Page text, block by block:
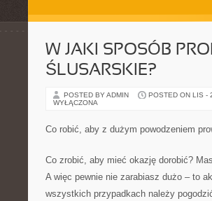
W JAKI SPOSÓB
ŚLUSARSKIE?
POSTED BY ADMIN POSTED ON LIS -
WYŁĄCZONA
Co robić, aby z dużym powodzeniem
Co zrobić, aby mieć okazję dorobić?
A więc pewnie nie zarabiasz dużo – to
wszystkich przypadkach należy